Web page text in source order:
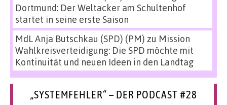
Dortmund: Der Weltacker am Schultenhof
startet in seine erste Saison
MdL Anja Butschkau (SPD) (PM) zu Mission
Wahlkreisverteidigung: Die SPD möchte mit
Kontinuität und neuen Ideen in den Landtag
„SYSTEMFEHLER“ – DER PODCAST #28